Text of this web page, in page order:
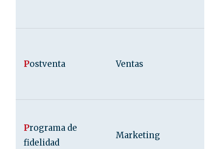
Postventa Ventas
Programa de
fidelidad
Marketing